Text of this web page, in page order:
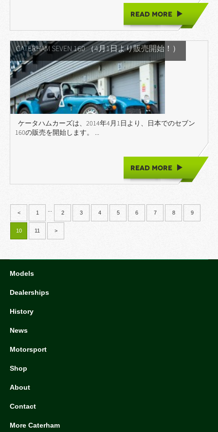
READ MORE
CATERHAM SEVEN 160 （4月1日より販売開始！）
ケータハムカーズは、2014年4月1日より、日本でのセブン
160の販売を開始します。 ...
READ MORE
< 1 2 3 4 5 6 7 8 9
10 11 >
Models
Dealerships
History
News
Motorsport
Shop
About
Contact
More Caterham